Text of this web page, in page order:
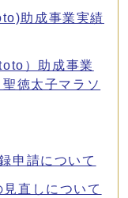
助成事業実績
）助成事業
徳太子マラソ
申請について
直しについて